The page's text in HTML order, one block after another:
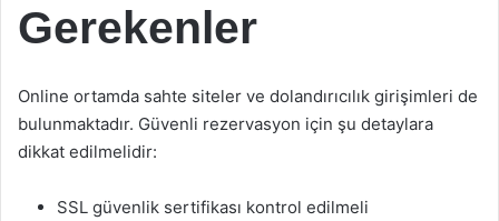
Gerekenler
Online ortamda sahte siteler ve dolandırıcılık girişimleri de
bulunmaktadır. Güvenli rezervasyon için şu detaylara
dikkat edilmelidir:
SSL güvenlik sertifikası kontrol edilmeli